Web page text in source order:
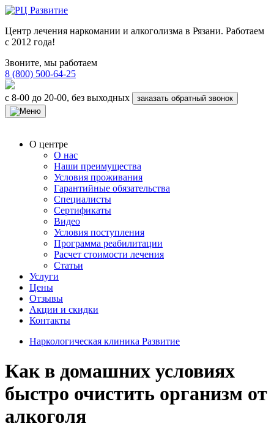
Центр лечения наркомании и алкоголизма в Рязани. Работаем
с 2012 года!
Звоните, мы работаем
8 (800) 500-64-25
с 8-00 до 20-00, без выходных заказать обратный звонок
О центре
О нас
Наши преимущества
Условия проживания
Гарантийные обязательства
Специалисты
Сертификаты
Видео
Условия поступления
Программа реабилитации
Расчет стоимости лечения
Статьи
Услуги
Цены
Отзывы
Акции и скидки
Контакты
Наркологическая клиника Развитие
Как в домашних условиях
быстро очистить организм от
алкоголя